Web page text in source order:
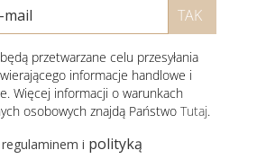
przetwarzane celu przesyłania
informacje handlowe i
Więcej informacji o warunkach
osobowych znajdą Państwo Tutaj.
i polityką